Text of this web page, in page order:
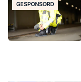
GESPONSORD